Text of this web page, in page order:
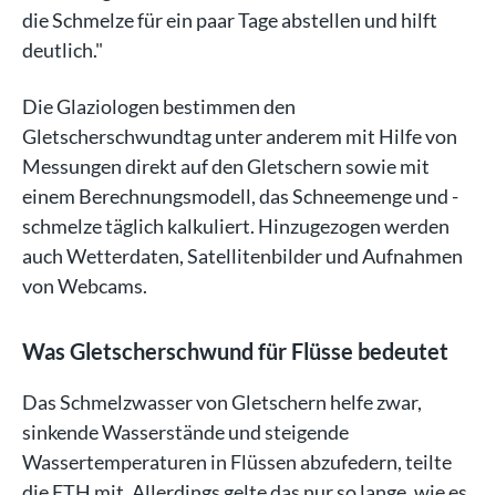
die Schmelze für ein paar Tage abstellen und hilft
deutlich."
Die Glaziologen bestimmen den
Gletscherschwundtag unter anderem mit Hilfe von
Messungen direkt auf den Gletschern sowie mit
einem Berechnungsmodell, das Schneemenge und -
schmelze täglich kalkuliert. Hinzugezogen werden
auch Wetterdaten, Satellitenbilder und Aufnahmen
von Webcams.
Was Gletscherschwund für Flüsse bedeutet
Das Schmelzwasser von Gletschern helfe zwar,
sinkende Wasserstände und steigende
Wassertemperaturen in Flüssen abzufedern, teilte